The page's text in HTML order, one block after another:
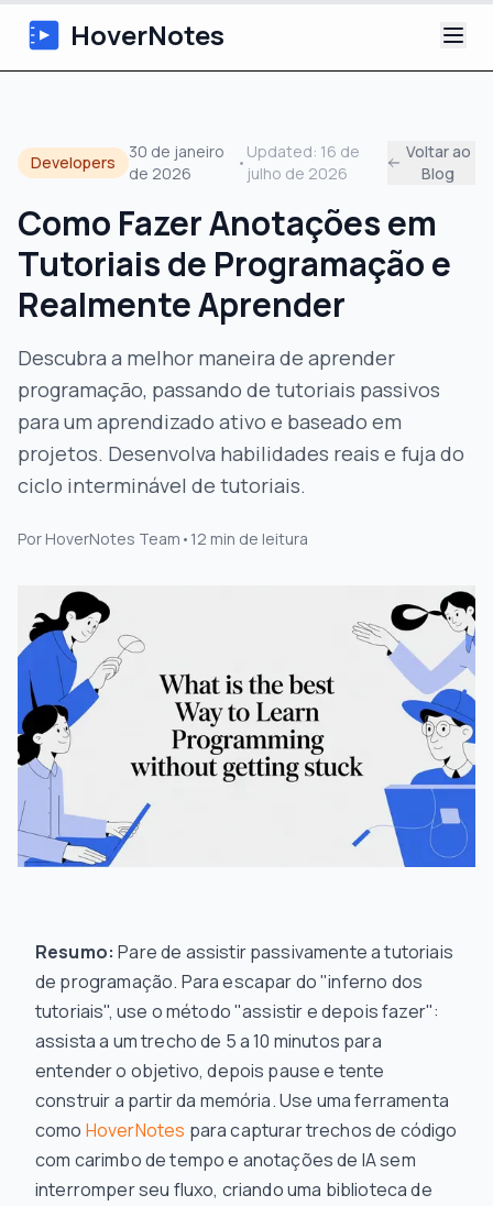
HoverNotes
Extension
Notas de Vídeo com IA
Tutoriais
Sobre
Blog
Developers
30 de janeiro
de 2026
•
Updated: 16 de
julho de 2026
Voltar ao
Blog
Como Fazer Anotações em
Tutoriais de Programação e
Realmente Aprender
Descubra a melhor maneira de aprender
programação, passando de tutoriais passivos
para um aprendizado ativo e baseado em
projetos. Desenvolva habilidades reais e fuja do
ciclo interminável de tutoriais.
Por HoverNotes Team • 12 min de leitura
Resumo: Pare de assistir passivamente a tutoriais
de programação. Para escapar do "inferno dos
tutoriais", use o método "assistir e depois fazer":
assista a um trecho de 5 a 10 minutos para
entender o objetivo, depois pause e tente
construir a partir da memória. Use uma ferramenta
como HoverNotes para capturar trechos de código
com carimbo de tempo e anotações de IA sem
interromper seu fluxo, criando uma biblioteca de